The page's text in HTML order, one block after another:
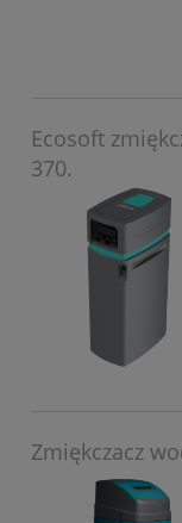
Ecosoft
370.
Zmiękczacz